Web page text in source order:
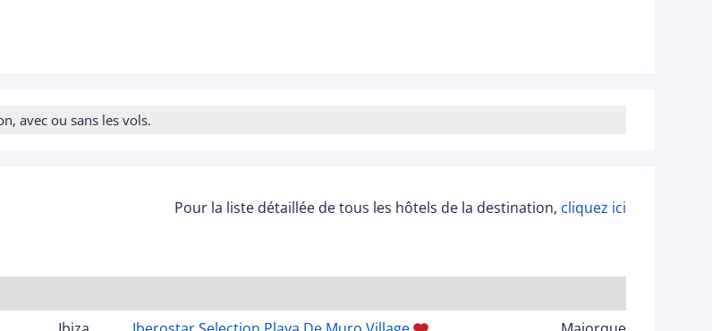
avec ou sans les vols.
Pour la liste détaillée de tous les hôtels de la destination, cliquez ici